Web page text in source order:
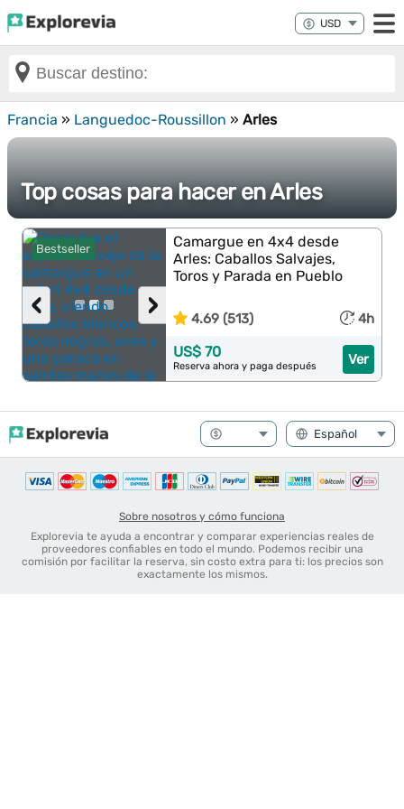
Francia » Languedoc-Roussillon » Arles
Top cosas para hacer en Arles
Bestseller
›
‹
Camargue en 4x4 desde
Arles: Caballos Salvajes,
Toros y Parada en Pueblo
4.69 (513) 4h
Ver
US$ 70
Reserva ahora y paga después
Sobre nosotros y cómo funciona
Explorevia te ayuda a encontrar y comparar experiencias reales de
proveedores confiables en todo el mundo. Podemos recibir una
comisión por facilitar la reserva, sin costo extra para ti: los precios son
exactamente los mismos.